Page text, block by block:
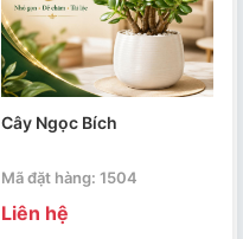
Cây Ngọc Bích
Mã đặt hàng: 1504
Liên hệ